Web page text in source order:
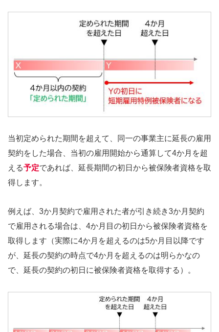
当初定められた期間を超えて、同一の事業主に延長の雇用
契約をした場合、当初の雇用開始から通算して4か月を超
える予定であれば、延長期間の初日から被保険者資格を取
得します。
例えば、3か月契約で雇用された者が引き続き3か月契約
で雇用される場合は、4か月目の初日から被保険者資格を
取得します（実際に4か月を超えるのは5か月目以降です
が、延長の契約の時点で4か月を超えるのは明らかなの
で、延長の契約の初日に被保険者資格を取得する）。